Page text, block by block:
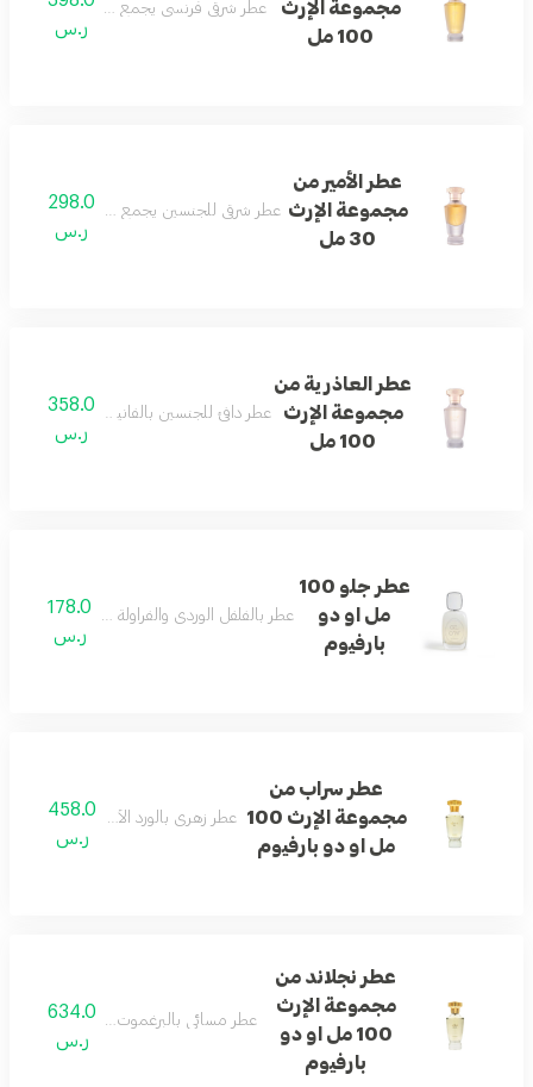
مجموعة الإرث
100 مل
عطر شرقي فرنسي يجمع الورد والأخشاب
ر.س
عطر الأمير من
مجموعة الإرث
30 مل
عطر شرقي للجنسين يجمع الورد والعود
298.0
ر.س
عطر العاذرية من
مجموعة الإرث
100 مل
عطر دافئ للجنسين بالفانيليا وخشب الصندل
358.0
ر.س
عطر جلو 100
مل او دو
بارفيوم
عطر بالفلفل الوردي والفراولة والبرالين
178.0
ر.س
عطر سراب من
مجموعة الإرث 100
مل او دو بارفيوم
عطر زهري بالورد الأبيض والعنبر
458.0
ر.س
عطر نجلاند من
مجموعة الإرث
100 مل او دو
بارفيوم
عطر مسائي بالبرغموت والتفاح الأخضر
634.0
ر.س